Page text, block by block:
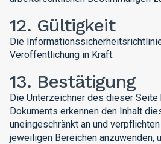
12. Gültigkeit
Die
Veröffentlichung in Kraft.
13. Bestätigung
Die Unterzeichner des dieser
Dokuments erkennen den Inhalt
uneingeschränkt an und
jeweiligen Bereichen anzuwenden,